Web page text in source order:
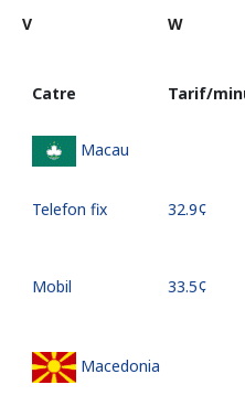
V
W
Catre Tarif/
Macau
Telefon fix ⁦32.9¢⁩
Mobil ⁦33.5¢⁩
Macedonia